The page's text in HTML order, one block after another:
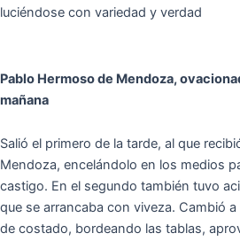
luciéndose con variedad y verdad
Pablo Hermoso de Mendoza,
mañana
Salió el primero de la tarde, al que
Mendoza, encelándolo en los medios
castigo. En el segundo también tuvo
que se arrancaba con viveza. Cambió
de costado, bordeando las tablas,